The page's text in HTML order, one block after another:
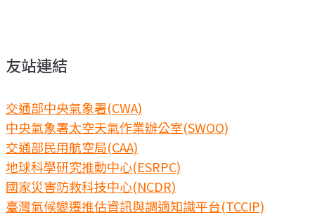
友站連結
交通部中央氣象署(CWA)
中央氣象署太空天氣作業辦公室(SWOO)
交通部民用航空局(CAA)
地球科學研究推動中心(ESRPC)
國家災害防救科技中心(NCDR)
臺灣氣候變遷推估資訊與調適知識平台(TCCIP)